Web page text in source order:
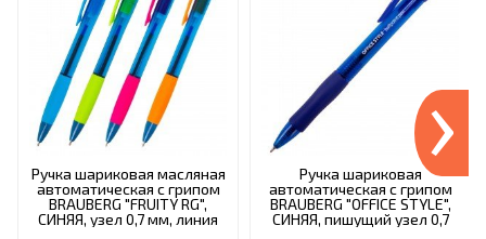
Ручка шариковая масляная
автоматическая с грипом
BRAUBERG "FRUITY RG",
СИНЯЯ, узел 0,7 мм, линия
Ручка шариковая
автоматическая с грипом
BRAUBERG "OFFICE STYLE",
СИНЯЯ, пишущий узел 0,7
›